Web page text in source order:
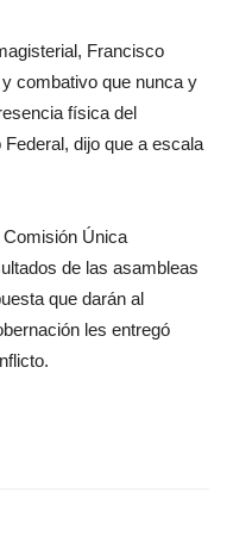
Francisco
combativo que nunca y
física del
dijo que a escala
Única
de las asambleas
que darán al
les entregó